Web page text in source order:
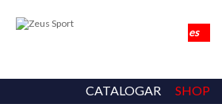
CATALOGAR SHOP